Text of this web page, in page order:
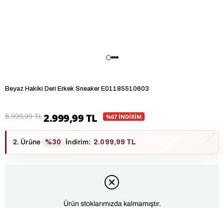
Beyaz Hakiki Deri Erkek Sneaker E01185510603
Son 3 saatte102kişi baktı!
8.999,99 TL2.999,99 TL %67 İNDİRİM
2. Ürüne %30 İndirim: 2.099,99 TL
Ürün stoklarımızda kalmamıştır.